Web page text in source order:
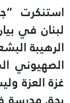
استنكرت
لبنان في
الرهيبة
الصهيوني
غزة العزة